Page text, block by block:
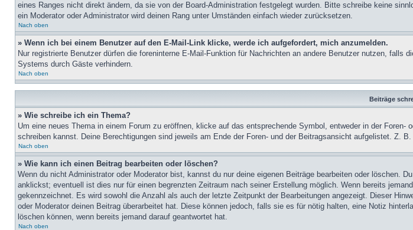
eines Ranges nicht direkt ändern, da sie von der Board-Administration festgelegt wurden. Bitte schreibe keine
ein Moderator oder Administrator wird deinen Rang unter Umständen einfach wieder zurücksetzen.
Nach oben
» Wenn ich bei einem Benutzer auf den E-Mail-Link klicke, werde ich aufgefordert, mich anzumelden.
Nur registrierte Benutzer dürfen die foreninterne E-Mail-Funktion für Nachrichten an andere Benutzer nutzen,
Systems durch Gäste verhindern.
Nach oben
Beiträge
» Wie schreibe ich ein Thema?
Um eine neues Thema in einem Forum zu eröffnen, klicke auf das entsprechende Symbol, entweder in der
schreiben kannst. Deine Berechtigungen sind jeweils am Ende der Foren- und der Beitragsansicht aufgelistet. Z.
Nach oben
» Wie kann ich einen Beitrag bearbeiten oder löschen?
Wenn du nicht Administrator oder Moderator bist, kannst du nur deine eigenen Beiträge bearbeiten oder löschen.
anklickst; eventuell ist dies nur für einen begrenzten Zeitraum nach seiner Erstellung möglich. Wenn bereits
gekennzeichnet. Es wird sowohl die Anzahl als auch der letzte Zeitpunkt der Bearbeitungen angezeigt. Dieser
oder Moderator deinen Beitrag überarbeitet hat. Diese können jedoch, falls sie es für nötig halten, eine Notiz
löschen können, wenn bereits jemand darauf geantwortet hat.
Nach oben